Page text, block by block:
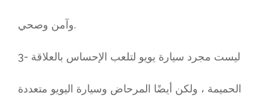
وآمن وصحي.
3- ليست مجرد سيارة يويو لتلعب الإحساس بالعلاقة
الحميمة ، ولكن أيضًا المرحاض وسيارة اليويو متعددة